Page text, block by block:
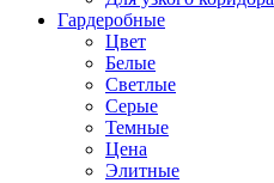
Гардеробные
Цвет
Белые
Светлые
Серые
Темные
Цена
Элитные